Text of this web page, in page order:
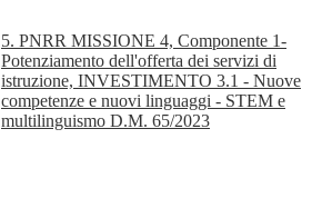
5. PNRR MISSIONE 4, Componente 1-
Potenziamento dell'offerta dei servizi di
istruzione, INVESTIMENTO 3.1 - Nuove
competenze e nuovi linguaggi - STEM e
multilinguismo D.M. 65/2023